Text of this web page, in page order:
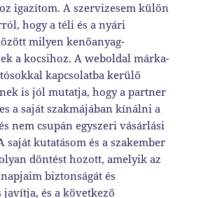
igazítom. A szervizesem külön
hogy a téli és a nyári
milyen kenőanyag-
a kocsihoz. A weboldal márka-
kapcsolatba kerülő
is jól mutatja, hogy a partner
a saját szakmájában kínálni a
nem csupán egyszeri vásárlási
saját kutatásom és a szakember
döntést hozott, amelyik az
biztonságát és
javítja, és a következő